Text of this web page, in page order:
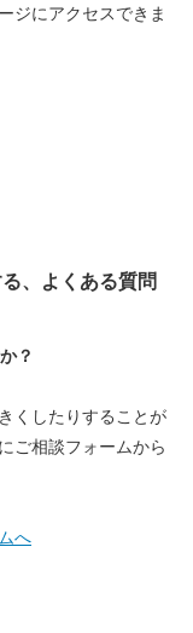
ジにアクセスできま
、よくある質問
？
くしたりすることが
ご相談フォームから
へ